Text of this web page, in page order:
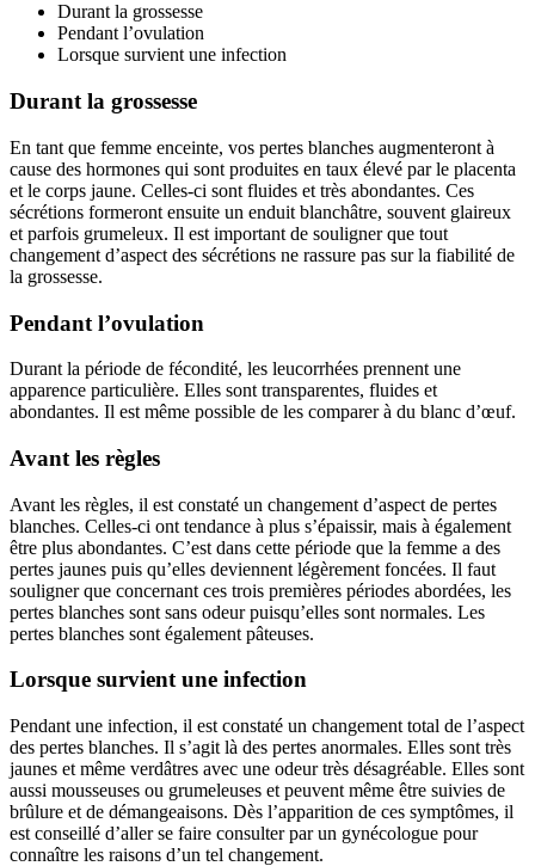
Durant la grossesse
Pendant l’ovulation
Lorsque survient une infection
Durant la grossesse
En tant que femme enceinte, vos pertes blanches augmenteront à
cause des hormones qui sont produites en taux élevé par le placenta
et le corps jaune. Celles-ci sont fluides et très abondantes. Ces
sécrétions formeront ensuite un enduit blanchâtre, souvent glaireux
et parfois grumeleux. Il est important de souligner que tout
changement d’aspect des sécrétions ne rassure pas sur la fiabilité de
la grossesse.
Pendant l’ovulation
Durant la période de fécondité, les leucorrhées prennent une
apparence particulière. Elles sont transparentes, fluides et
abondantes. Il est même possible de les comparer à du blanc d’œuf.
Avant les règles
Avant les règles, il est constaté un changement d’aspect de pertes
blanches. Celles-ci ont tendance à plus s’épaissir, mais à également
être plus abondantes. C’est dans cette période que la femme a des
pertes jaunes puis qu’elles deviennent légèrement foncées. Il faut
souligner que concernant ces trois premières périodes abordées, les
pertes blanches sont sans odeur puisqu’elles sont normales. Les
pertes blanches sont également pâteuses.
Lorsque survient une infection
Pendant une infection, il est constaté un changement total de l’aspect
des pertes blanches. Il s’agit là des pertes anormales. Elles sont très
jaunes et même verdâtres avec une odeur très désagréable. Elles sont
aussi mousseuses ou grumeleuses et peuvent même être suivies de
brûlure et de démangeaisons. Dès l’apparition de ces symptômes, il
est conseillé d’aller se faire consulter par un gynécologue pour
connaître les raisons d’un tel changement.